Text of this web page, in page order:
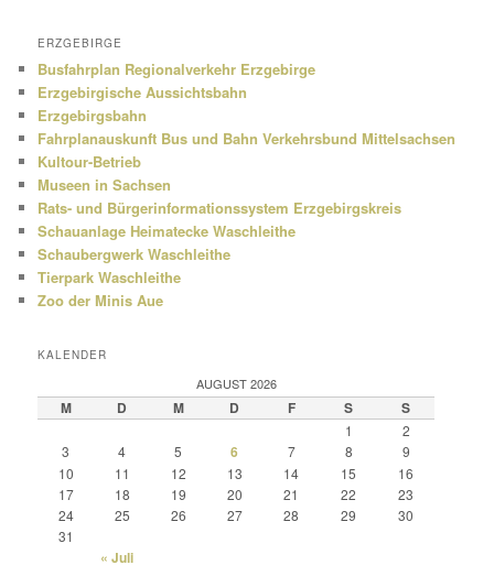
ERZGEBIRGE
Busfahrplan Regionalverkehr Erzgebirge
Erzgebirgische Aussichtsbahn
Erzgebirgsbahn
Fahrplanauskunft Bus und Bahn Verkehrsbund Mittelsachsen
Kultour-Betrieb
Museen in Sachsen
Rats- und Bürgerinformationssystem Erzgebirgskreis
Schauanlage Heimatecke Waschleithe
Schaubergwerk Waschleithe
Tierpark Waschleithe
Zoo der Minis Aue
KALENDER
AUGUST 2026
M D M D F S S
1
2
3
4 5 6 7 8
9
10
11 12 13 14 15
16
17
18 19 20 21 22
23
24
25 26 27 28 29
30
31
« Juli